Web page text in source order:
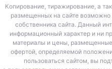
Копирование, тиражирование, а
размещенных на сайте
собственника сайта. Данный
информационный характер и ни
материалы и цены,
офертой, определяемой
пользоваться сайтом, вы